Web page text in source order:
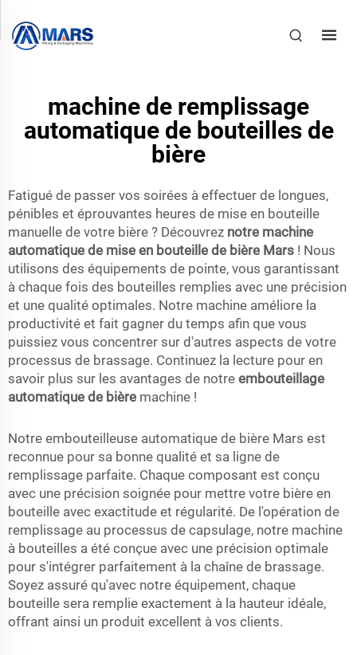
machine de remplissage
automatique de bouteilles de
bière
Fatigué de passer vos soirées à effectuer de longues,
pénibles et éprouvantes heures de mise en bouteille
manuelle de votre bière ? Découvrez notre machine
automatique de mise en bouteille de bière Mars ! Nous
utilisons des équipements de pointe, vous garantissant
à chaque fois des bouteilles remplies avec une précision
et une qualité optimales. Notre machine améliore la
productivité et fait gagner du temps afin que vous
puissiez vous concentrer sur d'autres aspects de votre
processus de brassage. Continuez la lecture pour en
savoir plus sur les avantages de notre embouteillage
automatique de bière machine !
Notre embouteilleuse automatique de bière Mars est
reconnue pour sa bonne qualité et sa ligne de
remplissage parfaite. Chaque composant est conçu
avec une précision soignée pour mettre votre bière en
bouteille avec exactitude et régularité. De l'opération de
remplissage au processus de capsulage, notre machine
à bouteilles a été conçue avec une précision optimale
pour s'intégrer parfaitement à la chaîne de brassage.
Soyez assuré qu'avec notre équipement, chaque
bouteille sera remplie exactement à la hauteur idéale,
offrant ainsi un produit excellent à vos clients.